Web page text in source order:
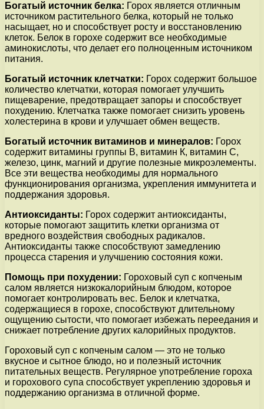
Богатый источник белка: Горох является отличным
источником растительного белка, который не только
насыщает, но и способствует росту и восстановлению
клеток. Белок в горохе содержит все необходимые
аминокислоты, что делает его полноценным источником
питания.
Богатый источник клетчатки: Горох содержит большое
количество клетчатки, которая помогает улучшить
пищеварение, предотвращает запоры и способствует
похудению. Клетчатка также помогает снизить уровень
холестерина в крови и улучшает обмен веществ.
Богатый источник витаминов и минералов: Горох
содержит витамины группы В, витамин К, витамин С,
железо, цинк, магний и другие полезные микроэлементы.
Все эти вещества необходимы для нормального
функционирования организма, укрепления иммунитета и
поддержания здоровья.
Антиоксиданты: Горох содержит антиоксиданты,
которые помогают защитить клетки организма от
вредного воздействия свободных радикалов.
Антиоксиданты также способствуют замедлению
процесса старения и улучшению состояния кожи.
Помощь при похудении: Гороховый суп с копченым
салом является низкокалорийным блюдом, которое
помогает контролировать вес. Белок и клетчатка,
содержащиеся в горохе, способствуют длительному
ощущению сытости, что помогает избежать переедания и
снижает потребление других калорийных продуктов.
Гороховый суп с копченым салом — это не только
вкусное и сытное блюдо, но и полезный источник
питательных веществ. Регулярное употребление гороха
и горохового супа способствует укреплению здоровья и
поддержанию организма в отличной форме.